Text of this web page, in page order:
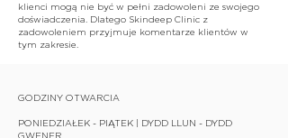
klienci mogą nie być w pełni zadowoleni ze swojego
doświadczenia. Dlatego Skindeep Clinic z
zadowoleniem przyjmuje komentarze klientów w
tym zakresie.
GODZINY OTWARCIA
PONIEDZIAŁEK - PIĄTEK | DYDD LLUN - DYDD
GWENER